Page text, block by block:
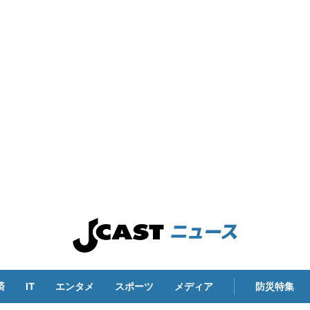
IT エンタメ スポーツ メディア 防災特集